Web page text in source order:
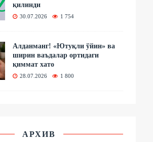
қилинди
30.07.2026 1 754
Алданманг! «Ютуқли ўйин» ва
ширин ваъдалар ортидаги
қиммат хато
28.07.2026 1 800
АРХИВ